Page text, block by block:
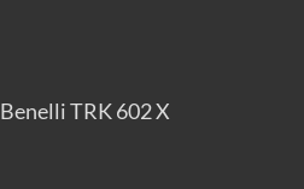
Benelli TRK 602 X